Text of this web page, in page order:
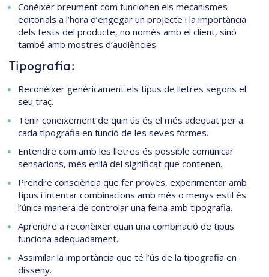
Conèixer breument com funcionen els mecanismes
editorials a l’hora d’engegar un projecte i la importància
dels tests del producte, no només amb el client, sinó
també amb mostres d’audiències.
Tipografia:
Reconèixer genèricament els tipus de lletres segons el
seu traç.
Tenir coneixement de quin ús és el més adequat per a
cada tipografia en funció de les seves formes.
Entendre com amb les lletres és possible comunicar
sensacions, més enllà del significat que contenen.
Prendre consciència que fer proves, experimentar amb
tipus i intentar combinacions amb més o menys estil és
l’única manera de controlar una feina amb tipografia.
Aprendre a reconèixer quan una combinació de tipus
funciona adequadament.
Assimilar la importància que té l’ús de la tipografia en
disseny.